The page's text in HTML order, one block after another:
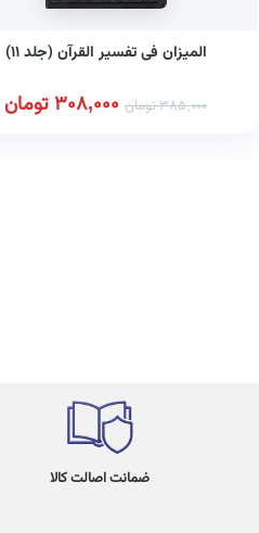
المیزان فی تفسیر القرآن (جلد ۱۱)
385,000تومان 308,000تومان
ضمانت اصالت کالا